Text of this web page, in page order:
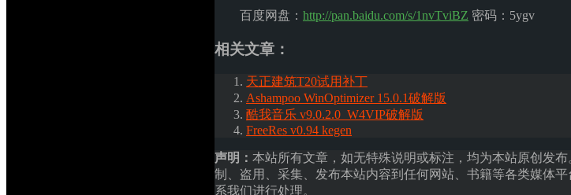
百度网盘： http://pan.baidu.com/s/1nvTviBZ 密码：5ygv
相关文章：
天正建筑T20试用补丁
Ashampoo WinOptimizer 15.0.1破解版
酷我音乐 v9.0.2.0_W4VIP破解版
FreeRes v0.94 kegen
声明： 本站所有文章，如无特殊说明或标注，均为本站原创发
制、盗用、采集、发布本站内容到任何网站、书籍等各类媒体
系我们进行处理。